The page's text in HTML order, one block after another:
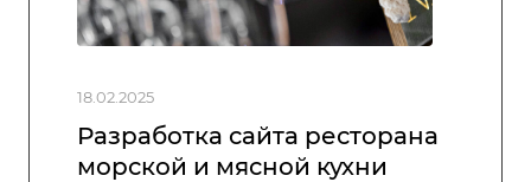
18.02.2025
Разработка сайта ресторана
морской и мясной кухни